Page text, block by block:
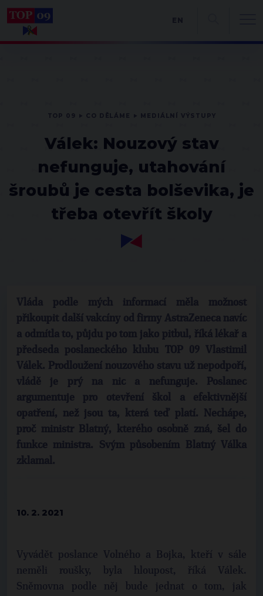
Válek: Nouzový stav
nefunguje, utahování
šroubů je cesta bolševika, je
třeba otevřít školy
Vláda podle mých informací měla možnost
přikoupit další vakcíny od firmy AstraZeneca navíc
a odmítla to, půjdu po tom jako pitbul, říká lékař a
předseda poslaneckého klubu TOP 09 Vlastimil
Válek. Prodloužení nouzového stavu už nepodpoří,
vládě je prý na nic a nefunguje. Poslanec
argumentuje pro otevření škol a efektivnější
opatření, než jsou ta, která teď platí. Nechápe,
proč ministr Blatný, kterého osobně zná, šel do
funkce ministra. Svým působením Blatný Válka
zklamal.
10. 2. 2021
Vyvádět poslance Volného a Bojka, kteří v sále
neměli roušky, byla hloupost, říká Válek.
Sněmovna podle něj bude jednat o tom, jak